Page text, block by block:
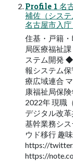
Profile 1 名
補佐（シス
名古屋市入
住基・戸籍
局医療福祉
ステム開発
報システム
療広域連合
康福祉局保
2022年 現職
デジタル改
基幹業務シ
ウド移行 趣
https://
https://